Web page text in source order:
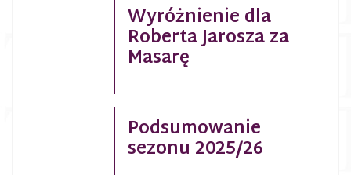
Wyróżnienie dla
Roberta Jarosza za
Masarę
Podsumowanie
sezonu 2025/26